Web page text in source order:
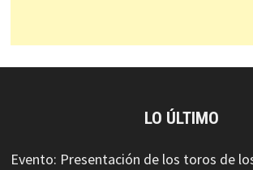
LO ÚLTIMO
Evento: Presentación de los toros de